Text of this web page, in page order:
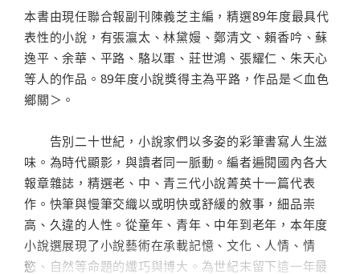
本書由現任聯合報副刊陳義芝主編，精選89年度最具代
表性的小說，有張瀛太、林黛嫚、鄭清文、賴香吟、蘇
逸平、余華、平路、駱以軍、莊世鴻、張耀仁、朱天心
等人的作品。89年度小說獎得主為平路，作品是＜血色
鄉關＞。
告別二十世紀，小說家們以多姿的彩筆書寫人生滋
味。為時代顯影，與讀者同一脈動。編者遍閱國內各大
報章雜誌，精選老、中、青三代小說菁英十一篇代表
作。快筆與慢筆交織以或明快或舒緩的敘事，細品崇
高、久違的人性。從童年、青年、中年到老年，本年度
小說選展現了小說藝術在承載記憶、文化、人情、情
慾、自然等命題的纖巧與博大。為世紀末留下這一年最